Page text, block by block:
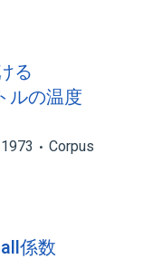
る
ルの温度
1973
Corpus
係数